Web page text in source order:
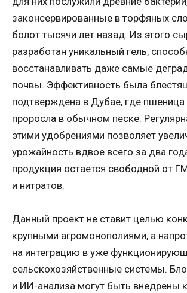
законсервированные в торфяных
болот тысячи лет назад. Из этого
разработан уникальный гель,
восстанавливать даже самые
почвы. Эффективность была
подтверждена в Дубае, где
проросла в обычном песке.
этими удобрениями позволяет
урожайность вдвое всего за два
продукция остается свободной от
и нитратов.
Данный проект не ставит целью
крупными агромонополиями, а
на интеграцию в уже
сельскохозяйственные системы.
и ИИ-анализа могут быть внедрены